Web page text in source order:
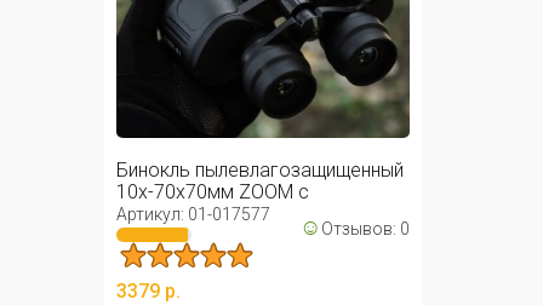
Бинокль пылевлагозащищенный
10х-70х70мм ZOOM с
автофокусом ...
Артикул: 01-017577 ☺ Отзывов: 0
3379 р.